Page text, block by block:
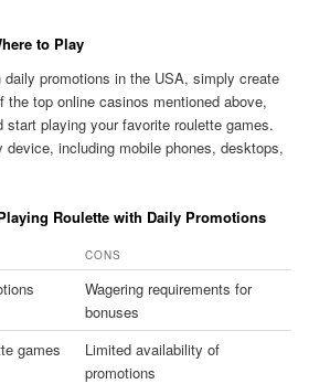
to Play
daily promotions in the USA, simply create
the top online casinos mentioned above,
start playing your favorite roulette games.
device, including mobile phones, desktops,
Roulette with Daily Promotions
CONS
Wagering requirements for
bonuses
games
Limited availability of
promotions